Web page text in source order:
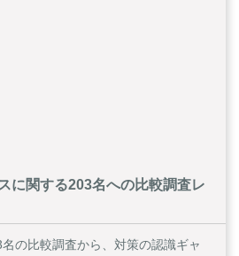
に関する203名への比較調査レ
の比較調査から、対策の認識ギャ